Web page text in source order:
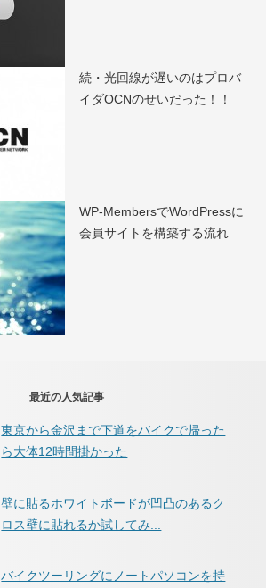
続・光回線が遅いのはプロバ
イダOCNのせいだった！！
WP-MembersでWordPressに
会員サイトを構築する流れ
最近の人気記事
東京から金沢まで下道をバイクで帰った
ら大体12時間掛かった
壁に貼るホワイトボードが凹凸のあるク
ロス壁に貼れるか試してみ...
バイクツーリングにノートパソコンを持